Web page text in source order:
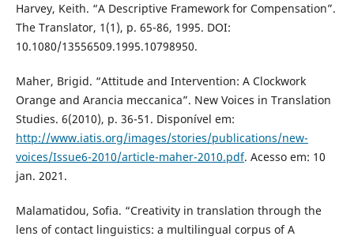
Harvey, Keith. “A Descriptive Framework for Compensation”.
The Translator, 1(1), p. 65-86, 1995. DOI:
10.1080/13556509.1995.10798950.
Maher, Brigid. “Attitude and Intervention: A Clockwork
Orange and Arancia meccanica”. New Voices in Translation
Studies. 6(2010), p. 36-51. Disponível em:
http://www.iatis.org/images/stories/publications/new-
voices/Issue6-2010/article-maher-2010.pdf. Acesso em: 10
jan. 2021.
Malamatidou, Sofia. “Creativity in translation through the
lens of contact linguistics: a multilingual corpus of A